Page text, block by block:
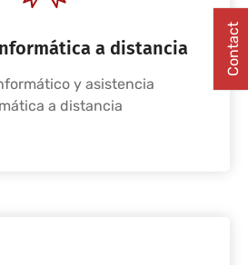
a distancia
y asistencia
a distancia
Contact